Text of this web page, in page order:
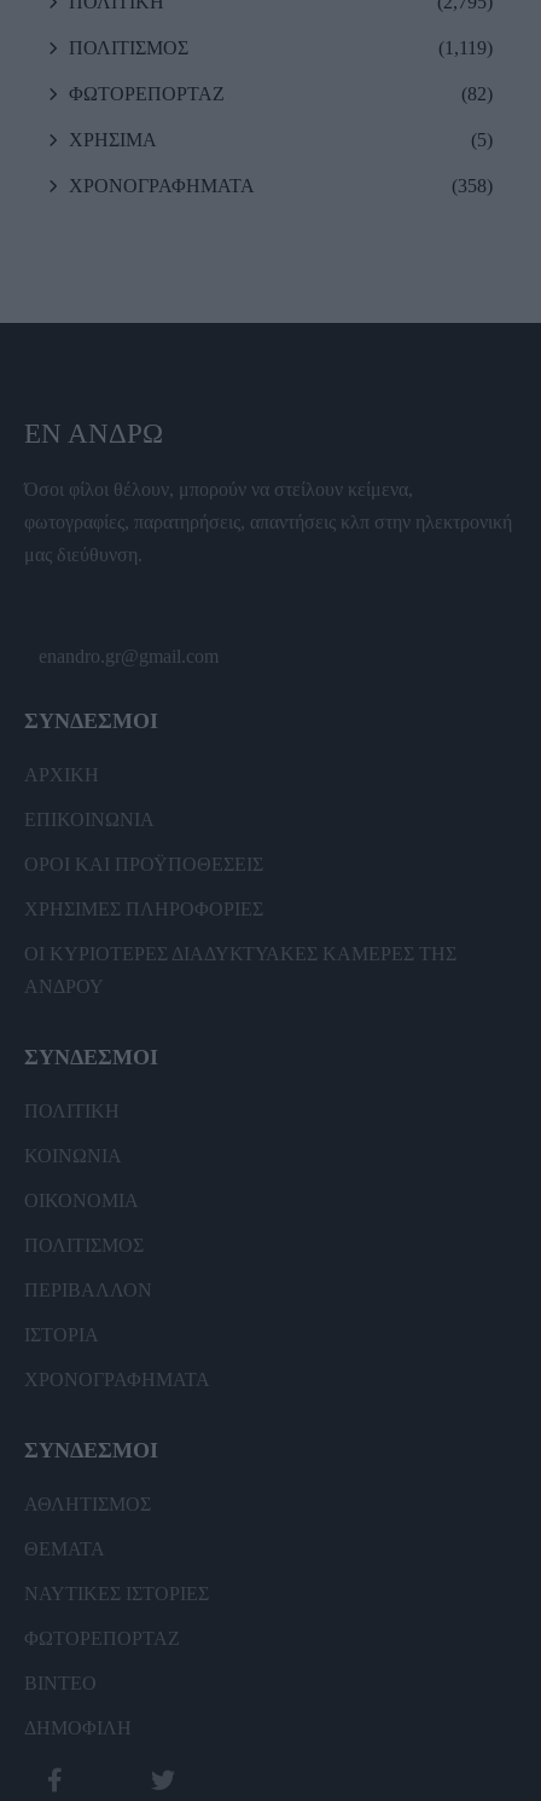
ΠΟΛΙΤΙΣΜΟΣ (1,119)
ΦΩΤΟΡΕΠΟΡΤΑΖ (82)
ΧΡΗΣΙΜΑ (5)
ΧΡΟΝΟΓΡΑΦΗΜΑΤΑ (358)
ΕΝ ΆΝΔΡΩ
Όσοι φίλοι θέλουν, μπορούν να στείλουν κείμενα,
φωτογραφίες, παρατηρήσεις, απαντήσεις κλπ στην ηλεκτρονική
μας διεύθυνση.
enandro.gr@gmail.com
ΣΥΝΔΕΣΜΟΙ
ΑΡΧΙΚΗ
ΕΠΙΚΟΙΝΩΝΙΑ
ΟΡΟΙ ΚΑΙ ΠΡΟΫΠΟΘΕΣΕΙΣ
ΧΡΗΣΙΜΕΣ ΠΛΗΡΟΦΟΡΙΕΣ
ΟΙ ΚΥΡΙΟΤΕΡΕΣ ΔΙΑΔΥΚΤΥΑΚΕΣ ΚΑΜΕΡΕΣ ΤΗΣ
ΑΝΔΡΟΥ
ΣΥΝΔΕΣΜΟΙ
ΠΟΛΙΤΙΚΗ
ΚΟΙΝΩΝΙΑ
ΟΙΚΟΝΟΜΙΑ
ΠΟΛΙΤΙΣΜΟΣ
ΠΕΡΙΒΑΛΛΟΝ
ΙΣΤΟΡΙΑ
ΧΡΟΝΟΓΡΑΦΗΜΑΤΑ
ΣΥΝΔΕΣΜΟΙ
ΑΘΛΗΤΙΣΜΟΣ
ΘΕΜΑΤΑ
ΝΑΥΤΙΚΕΣ ΙΣΤΟΡΙΕΣ
ΦΩΤΟΡΕΠΟΡΤΑΖ
ΒΙΝΤΕΟ
ΔΗΜΟΦΙΛΗ